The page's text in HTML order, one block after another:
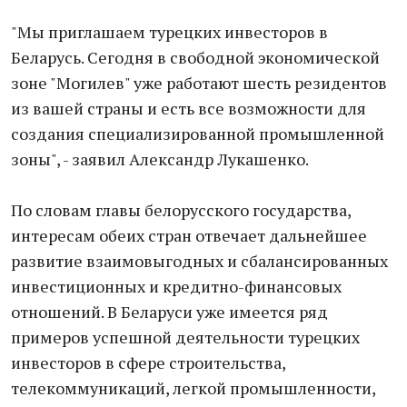
"Мы приглашаем турецких инвесторов в
Беларусь. Сегодня в свободной экономической
зоне "Могилев" уже работают шесть резидентов
из вашей страны и есть все возможности для
создания специализированной промышленной
зоны", - заявил Александр Лукашенко.
По словам главы белорусского государства,
интересам обеих стран отвечает дальнейшее
развитие взаимовыгодных и сбалансированных
инвестиционных и кредитно-финансовых
отношений. В Беларуси уже имеется ряд
примеров успешной деятельности турецких
инвесторов в сфере строительства,
телекоммуникаций, легкой промышленности,